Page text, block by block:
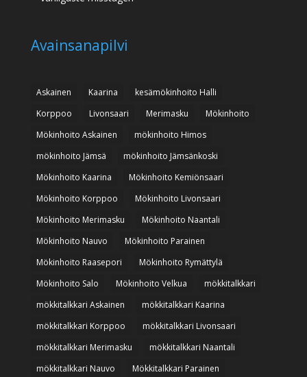
Avainsanapilvi
Askainen Kaarina
kesämökinhoito Halli
Korppoo
Livonsaari Merimasku
Mökinhoito
Mökinhoito Askainen
mökinhoito Himos
mökinhoito Jämsä
mökinhoito Jämsänkoski
Mökinhoito Kaarina
Mökinhoito Kemiönsaari
Mökinhoito Korppoo
Mökinhoito Livonsaari
Mökinhoito Merimasku
Mökinhoito Naantali
Mökinhoito Nauvo
Mökinhoito Parainen
Mökinhoito Raasepori
Mökinhoito Rymättylä
Mökinhoito Salo
Mökinhoito Velkua
mökkitalkkari
mökkitalkkari Askainen
mökkitalkkari Kaarina
mökkitalkkari Korppoo
mökkitalkkari Livonsaari
mökkitalkkari Merimasku
mökkitalkkari Naantali
mökkitalkkari Nauvo
Mökkitalkkari Parainen